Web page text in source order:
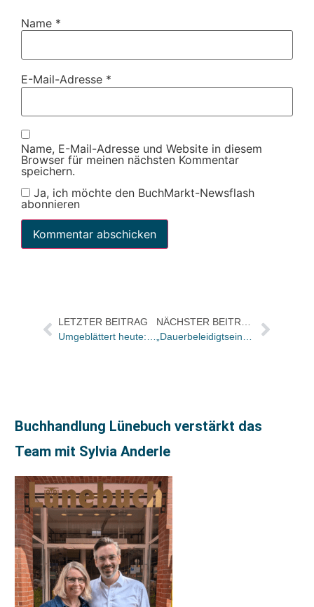
Name *
E-Mail-Adresse *
Name, E-Mail-Adresse und Website in diesem
Browser für meinen nächsten Kommentar
speichern.
Ja, ich möchte den BuchMarkt-Newsflash
abonnieren
LETZTER BEITRAG
Umgeblättert heute: „Rita Falk ist sauer“
NÄCHSTER BEITRAG
„Dauerbeleidigtsein ist für manche schon zum Geschäftsmodell geworden“
Buchhandlung Lünebuch verstärkt das
Team mit Sylvia Anderle